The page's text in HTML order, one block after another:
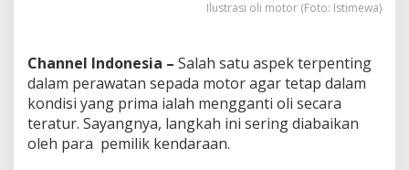
Ilustrasi oli motor (Foto: Istimewa)
Channel Indonesia – Salah satu aspek terpenting
dalam perawatan sepada motor agar tetap dalam
kondisi yang prima ialah mengganti oli secara
teratur. Sayangnya, langkah ini sering diabaikan
oleh para pemilik kendaraan.